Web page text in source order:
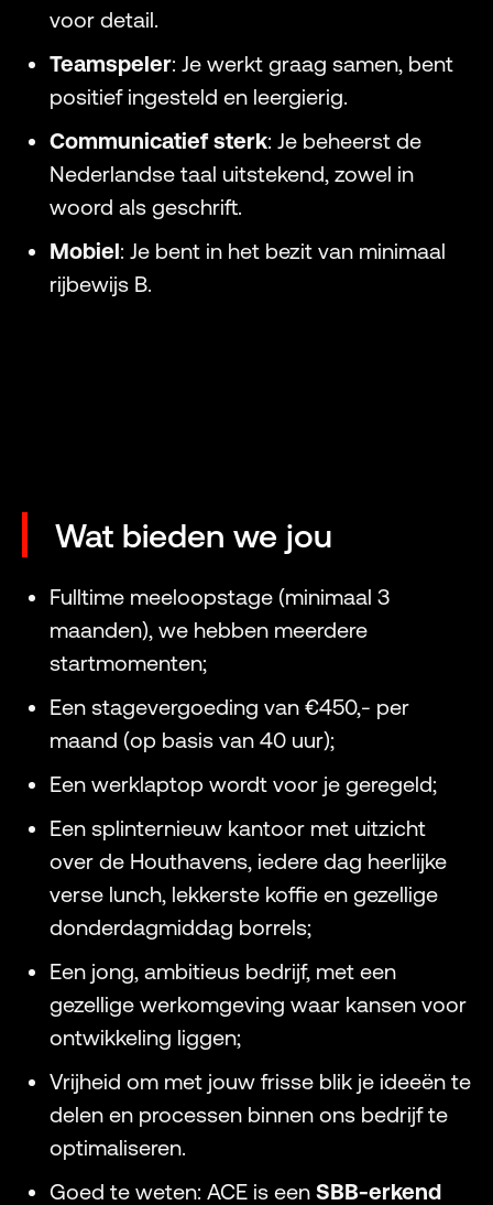
voor detail.
Teamspeler: Je werkt graag samen, bent
positief ingesteld en leergierig.
Communicatief sterk: Je beheerst de
Nederlandse taal uitstekend, zowel in
woord als geschrift.
Mobiel: Je bent in het bezit van minimaal
rijbewijs B.
Wat bieden we jou
Fulltime meeloopstage (minimaal 3
maanden), we hebben meerdere
startmomenten;
Een stagevergoeding van €450,- per
maand (op basis van 40 uur);
Een werklaptop wordt voor je geregeld;
Een splinternieuw kantoor met uitzicht
over de Houthavens, iedere dag heerlijke
verse lunch, lekkerste koffie en gezellige
donderdagmiddag borrels;
Een jong, ambitieus bedrijf, met een
gezellige werkomgeving waar kansen voor
ontwikkeling liggen;
Vrijheid om met jouw frisse blik je ideeën te
delen en processen binnen ons bedrijf te
optimaliseren.
Goed te weten: ACE is een SBB-erkend